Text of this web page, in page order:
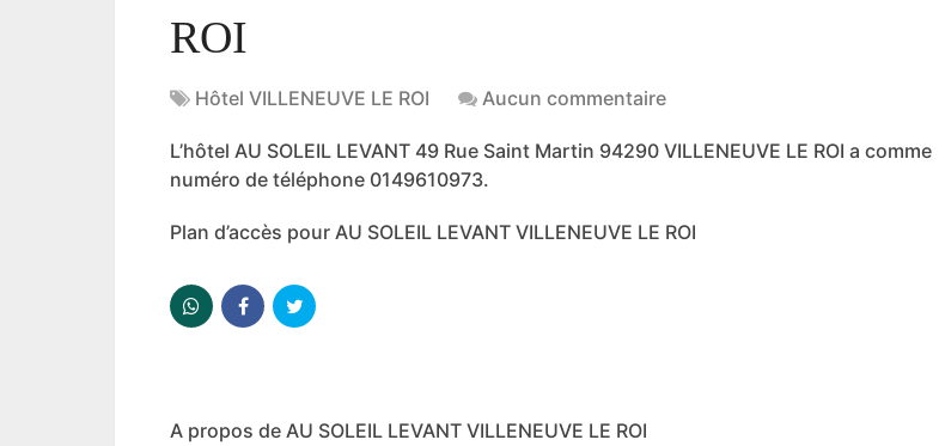
ROI
Hôtel VILLENEUVE LE ROI Aucun commentaire
L’hôtel AU SOLEIL LEVANT 49 Rue Saint Martin 94290 VILLENEUVE LE ROI a comme
numéro de téléphone 0149610973.
Plan d’accès pour AU SOLEIL LEVANT VILLENEUVE LE ROI
A propos de AU SOLEIL LEVANT VILLENEUVE LE ROI